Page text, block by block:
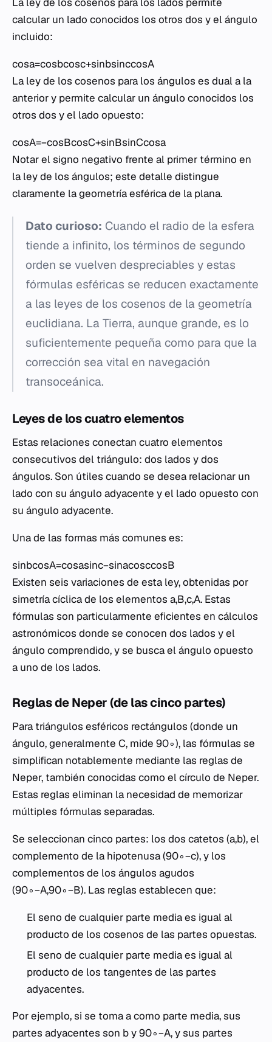
calcular un lado conocidos los otros dos y el ángulo
incluido:
cosa=cosbcosc+sinbsinccosA
La ley de los cosenos para los ángulos es dual a la
anterior y permite calcular un ángulo conocidos los
otros dos y el lado opuesto:
cosA=−cosBcosC+sinBsinCcosa
Notar el signo negativo frente al primer término en
la ley de los ángulos; este detalle distingue
claramente la geometría esférica de la plana.
Dato curioso: Cuando el radio de la esfera
tiende a infinito, los términos de segundo
orden se vuelven despreciables y estas
fórmulas esféricas se reducen exactamente
a las leyes de los cosenos de la geometría
euclidiana. La Tierra, aunque grande, es lo
suficientemente pequeña como para que la
corrección sea vital en navegación
transoceánica.
Leyes de los cuatro elementos
Estas relaciones conectan cuatro elementos
consecutivos del triángulo: dos lados y dos
ángulos. Son útiles cuando se desea relacionar un
lado con su ángulo adyacente y el lado opuesto con
su ángulo adyacente.
Una de las formas más comunes es:
sinbcosA=cosasinc−sinacosccosB
Existen seis variaciones de esta ley, obtenidas por
simetría cíclica de los elementos a,B,c,A. Estas
fórmulas son particularmente eficientes en cálculos
astronómicos donde se conocen dos lados y el
ángulo comprendido, y se busca el ángulo opuesto
a uno de los lados.
Reglas de Neper (de las cinco partes)
Para triángulos esféricos rectángulos (donde un
ángulo, generalmente C, mide 90∘), las fórmulas se
simplifican notablemente mediante las reglas de
Neper, también conocidas como el círculo de Neper.
Estas reglas eliminan la necesidad de memorizar
múltiples fórmulas separadas.
Se seleccionan cinco partes: los dos catetos (a,b), el
complemento de la hipotenusa (90∘−c), y los
complementos de los ángulos agudos
(90∘−A,90∘−B). Las reglas establecen que:
El seno de cualquier parte media es igual al
producto de los cosenos de las partes opuestas.
El seno de cualquier parte media es igual al
producto de los tangentes de las partes
adyacentes.
Por ejemplo, si se toma a como parte media, sus
partes adyacentes son b y 90∘−A, y sus partes